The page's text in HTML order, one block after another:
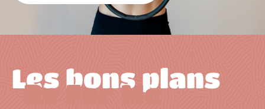
Les bons plans
Re For Me